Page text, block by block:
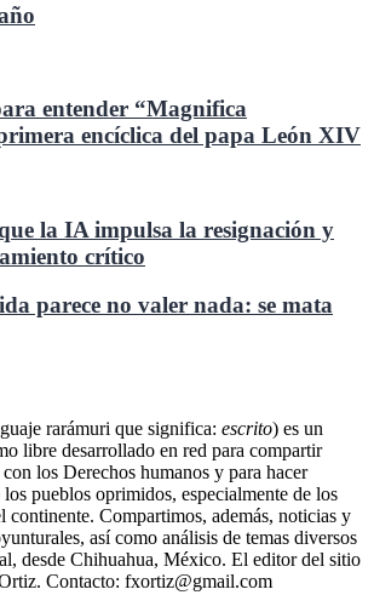
entender “Magnifica
encíclica del papa León XIV
la IA impulsa la resignación y
crítico
parece no valer nada: se mata
rarámuri que significa: escrito) es un
libre desarrollado en red para compartir
los Derechos humanos y para hacer
pueblos oprimidos, especialmente de los
continente. Compartimos, además, noticias y
así como análisis de temas diversos
desde Chihuahua, México. El editor del sitio
Contacto: fxortiz@gmail.com